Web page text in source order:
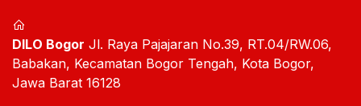
DILO Bogor Jl. Raya Pajajaran No.39, RT.04/RW.06,
Babakan, Kecamatan Bogor Tengah, Kota Bogor,
Jawa Barat 16128